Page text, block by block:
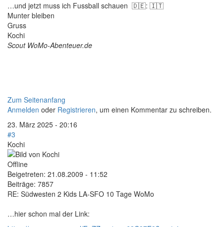
…und jetzt muss ich Fussball schauen 🇩🇪: 🇮🇹
Munter bleiben
Gruss
Kochi
Scout WoMo-Abenteuer.de
Zum Seitenanfang
Anmelden oder Registrieren, um einen Kommentar zu schreiben.
23. März 2025 - 20:16
#3
Kochi
Offline
Beigetreten: 21.08.2009 - 11:52
Beiträge: 7857
RE: Südwesten 2 Kids LA-SFO 10 Tage WoMo
…hier schon mal der Link: